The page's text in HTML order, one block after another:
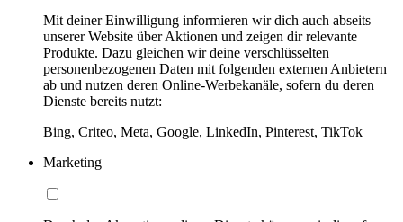
Mit deiner Einwilligung informieren wir dich auch abseits
unserer Website über Aktionen und zeigen dir relevante
Produkte. Dazu gleichen wir deine verschlüsselten
personenbezogenen Daten mit folgenden externen Anbietern
ab und nutzen deren Online-Werbekanäle, sofern du deren
Dienste bereits nutzt:
Bing, Criteo, Meta, Google, LinkedIn, Pinterest, TikTok
Marketing